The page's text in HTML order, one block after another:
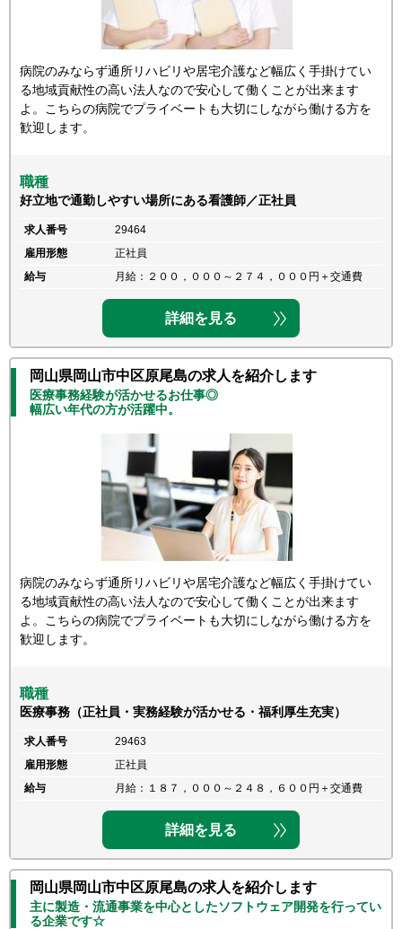
病院のみならず通所リハビリや居宅介護など幅広く手掛けてい
る地域貢献性の高い法人なので安心して働くことが出来ます
よ。こちらの病院でプライベートも大切にしながら働ける方を
歓迎します。
職種
好立地で通勤しやすい場所にある看護師／正社員
求人番号
29464
雇用形態
正社員
給与
月給：２００，０００～２７４，０００円＋交通費
詳細を見る
岡山県岡山市中区原尾島の求人を紹介します
医療事務経験が活かせるお仕事◎
幅広い年代の方が活躍中。
病院のみならず通所リハビリや居宅介護など幅広く手掛けてい
る地域貢献性の高い法人なので安心して働くことが出来ます
よ。こちらの病院でプライベートも大切にしながら働ける方を
歓迎します。
職種
医療事務（正社員・実務経験が活かせる・福利厚生充実）
求人番号
29463
雇用形態
正社員
給与
月給：１８７，０００～２４８，６００円＋交通費
詳細を見る
岡山県岡山市中区原尾島の求人を紹介します
主に製造・流通事業を中心としたソフトウェア開発を行ってい
る企業です☆